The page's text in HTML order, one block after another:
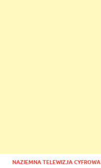
NAZIEMNA TELEWIZJA CYFROWA